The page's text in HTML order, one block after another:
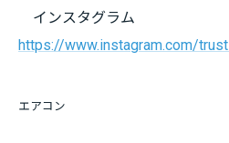
インスタグラム
https://www.instagram.com/
エアコン